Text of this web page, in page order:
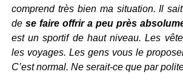
comprend très bien ma situation. Il
de se faire offrir a peu près
est un sportif de haut niveau. Les
les voyages. Les gens vous le
C’est normal. Ne serait-ce que par